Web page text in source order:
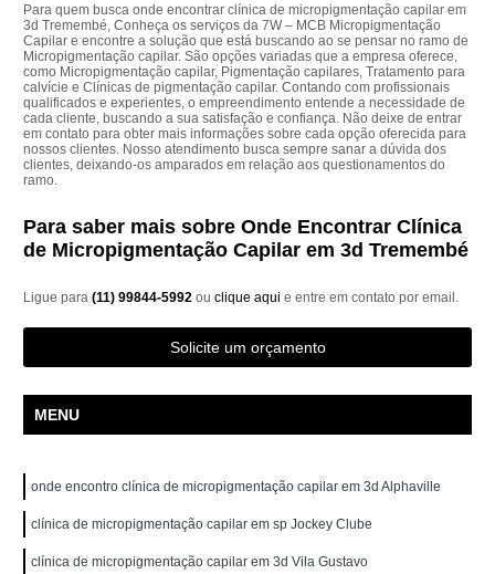
Para quem busca onde encontrar clínica de micropigmentação capilar em
3d Tremembé, Conheça os serviços da 7W – MCB Micropigmentação
Capilar e encontre a solução que está buscando ao se pensar no ramo de
Micropigmentação capilar. São opções variadas que a empresa oferece,
como Micropigmentação capilar, Pigmentação capilares, Tratamento para
calvície e Clínicas de pigmentação capilar. Contando com profissionais
qualificados e experientes, o empreendimento entende a necessidade de
cada cliente, buscando a sua satisfação e confiança. Não deixe de entrar
em contato para obter mais informações sobre cada opção oferecida para
nossos clientes. Nosso atendimento busca sempre sanar a dúvida dos
clientes, deixando-os amparados em relação aos questionamentos do
ramo.
Para saber mais sobre Onde Encontrar Clínica
de Micropigmentação Capilar em 3d Tremembé
Ligue para(11) 99844-5992ouclique aqui e entre em contato por email.
Solicite um orçamento
MENU
onde encontro clínica de micropigmentação capilar em 3d Alphaville
clínica de micropigmentação capilar em sp Jockey Clube
clínica de micropigmentação capilar em 3d Vila Gustavo